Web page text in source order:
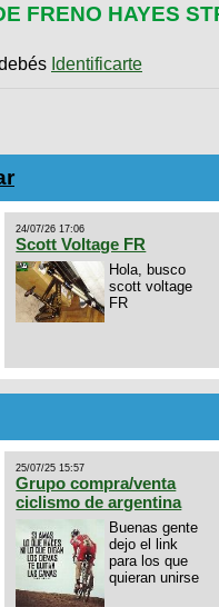
FRENO HAYES
Identificarte
24/07/26 17:06
Scott Voltage FR
Hola, busco
scott voltage
FR
25/07/25 15:57
Grupo compra/venta
ciclismo de argentina
Buenas gente
dejo el link
para los que
quieran unirse